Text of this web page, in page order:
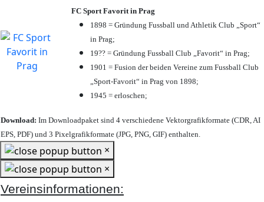
FC Sport Favorit in Prag
1898 = Gründung Fussball und Athletik Club „Sport“
in Prag;
19?? = Gründung Fussball Club „Favorit“ in Prag;
1901 = Fusion der beiden Vereine zum Fussball Club
„Sport-Favorit“ in Prag von 1898;
1945 = erloschen;
Download: Im Downloadpaket sind 4 verschiedene Vektorgrafikformate (CDR, AI
EPS, PDF) und 3 Pixelgrafikformate (JPG, PNG, GIF) enthalten.
×
×
Vereinsinformationen: